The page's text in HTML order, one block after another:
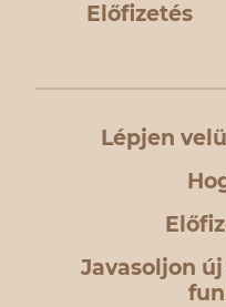
Előfizetés
Lépjen
Javasoljon